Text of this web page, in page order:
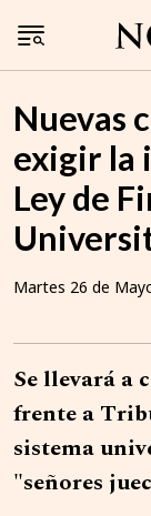
Nuevas
exigir la
Ley de
Martes 26 de
Se llevará a
frente a
sistema
"señores